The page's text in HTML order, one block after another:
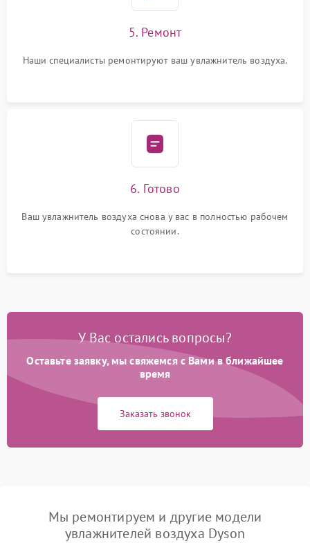
5. Ремонт
Наши специалисты ремонтируют ваш увлажнитель воздуха.
6. Готово
Ваш увлажнитель воздуха снова у вас в полностью рабочем
состоянии.
У Вас остались вопросы?
Оставьте заявку, мы свяжемся с Вами в ближайшее
время
Заказать звонок
Мы ремонтируем и другие модели
увлажнителей воздуха Dyson